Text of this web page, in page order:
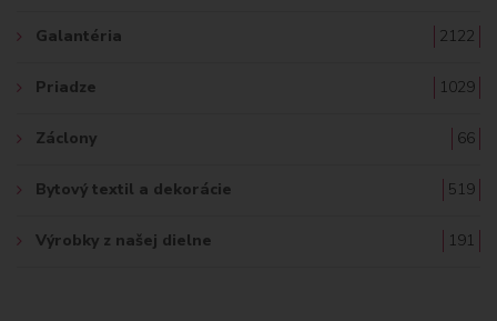
Galantéria 2122
Priadze 1029
Záclony 66
Bytový textil a dekorácie 519
Výrobky z našej dielne 191